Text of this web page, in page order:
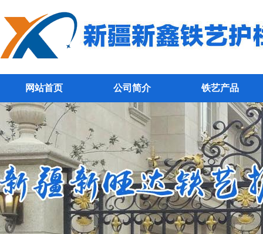
网站首页 公司简介 铁艺产品